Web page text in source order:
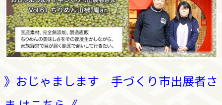
》おじゃまします 手づくり市出展者さ